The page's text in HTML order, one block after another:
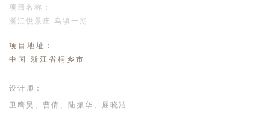
关于我们
项目名称：
浙江悦景庄·乌镇一期
项目地址：
中国 浙江省桐乡市
设计师：
卫鹰昊、 曹倩、陆振华、屈晓洁